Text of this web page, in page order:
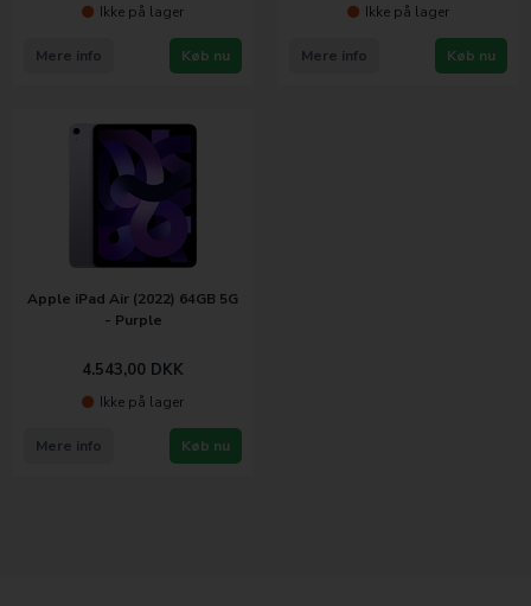
Ikke på lager
Køb nu
Mere info
Ikke på lager
Køb nu
Mere info
Apple iPad Air (2022) 64GB 5G
- Purple
4.543,00 DKK
Ikke på lager
Køb nu
Mere info